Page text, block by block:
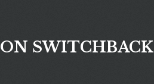
SWITCHBACK